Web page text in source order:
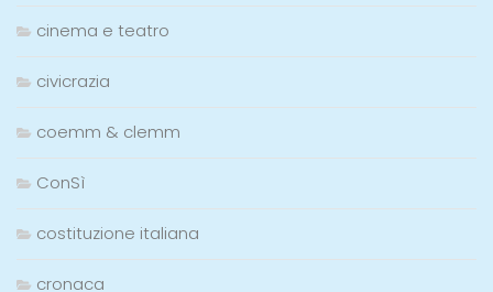
cinema e teatro
civicrazia
coemm & clemm
ConSì
costituzione italiana
cronaca